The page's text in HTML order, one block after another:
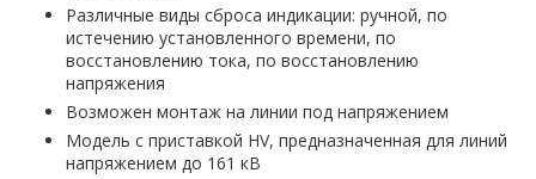
Различные виды сброса индикации: ручной, по
истечению установленного времени, по
восстановлению тока, по восстановлению
напряжения
Возможен монтаж на линии под напряжением
Модель с приставкой HV, предназначенная для линий
напряжением до 161 кВ